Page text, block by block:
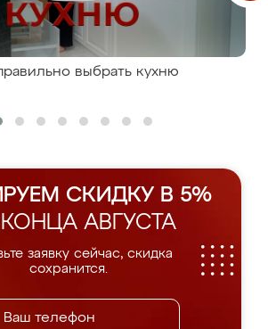
выбрать кухню
СКИДКУ В 5%
АВГУСТА
заявку сейчас, скидка
сохранится.